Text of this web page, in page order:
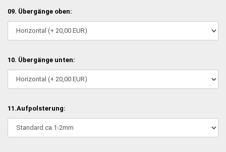
09. Übergänge oben:
10. Übergänge unten:
11.Aufpolsterung: